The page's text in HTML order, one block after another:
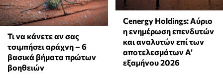
Τι να κάνετε αν σας
τσιμπήσει αράχνη – 6
βασικά βήματα πρώτων
βοηθειών
Cenergy Holdings: Αύριο
η ενημέρωση επενδυτών
και αναλυτών επί των
αποτελεσμάτων A’
εξαμήνου 2026